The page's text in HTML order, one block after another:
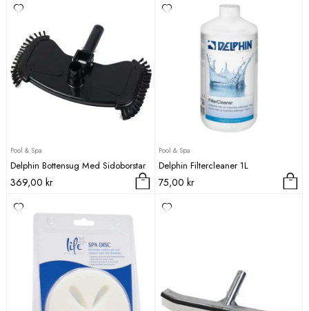
Pool & Spa
Delphin Bottensug Med Sidoborstar
369,00 kr
Pool & Spa
Delphin Filtercleaner 1L
75,00 kr